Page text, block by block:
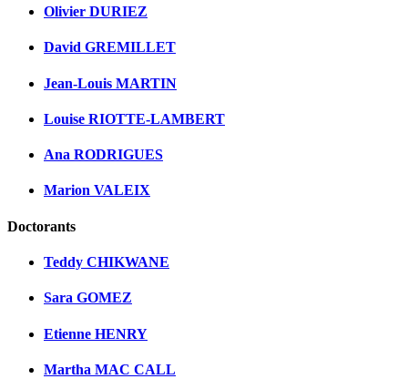
Olivier DURIEZ
David GREMILLET
Jean-Louis MARTIN
Louise RIOTTE-LAMBERT
Ana RODRIGUES
Marion VALEIX
Doctorants
Teddy CHIKWANE
Sara GOMEZ
Etienne HENRY
Martha MAC CALL